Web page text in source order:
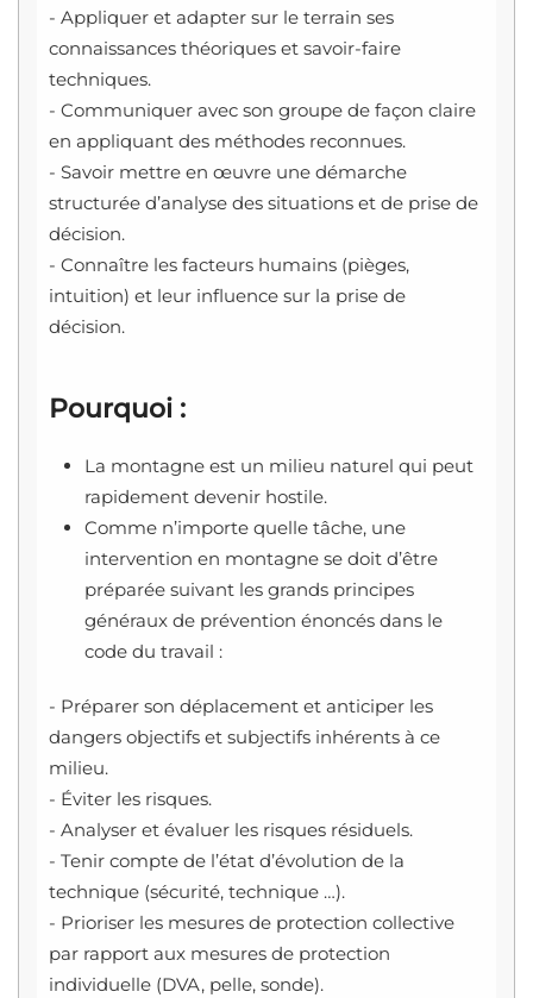
- Appliquer et adapter sur le terrain ses
connaissances théoriques et savoir-faire
techniques.
- Communiquer avec son groupe de façon claire
en appliquant des méthodes reconnues.
- Savoir mettre en œuvre une démarche
structurée d’analyse des situations et de prise de
décision.
- Connaître les facteurs humains (pièges,
intuition) et leur influence sur la prise de
décision.
Pourquoi :
La montagne est un milieu naturel qui peut
rapidement devenir hostile.
Comme n’importe quelle tâche, une
intervention en montagne se doit d’être
préparée suivant les grands principes
généraux de prévention énoncés dans le
code du travail :
- Préparer son déplacement et anticiper les
dangers objectifs et subjectifs inhérents à ce
milieu.
- Éviter les risques.
- Analyser et évaluer les risques résiduels.
- Tenir compte de l’état d’évolution de la
technique (sécurité, technique …).
- Prioriser les mesures de protection collective
par rapport aux mesures de protection
individuelle (DVA, pelle, sonde).